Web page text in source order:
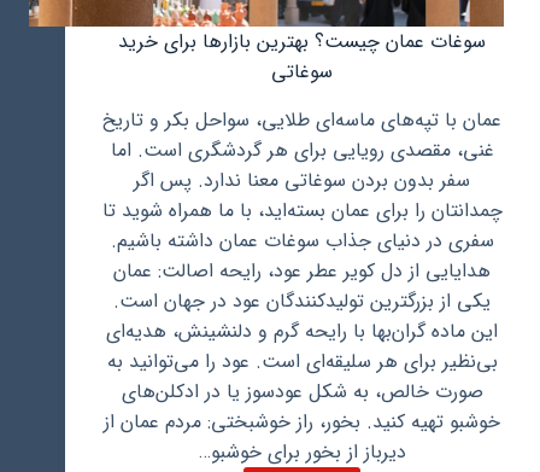
سوغات عمان چیست؟ بهترین بازارها برای خرید
سوغاتی
عمان با تپه‌های ماسه‌ای طلایی، سواحل بکر و تاریخ
غنی، مقصدی رویایی برای هر گردشگری است. اما
سفر بدون بردن سوغاتی معنا ندارد. پس اگر
چمدانتان را برای عمان بسته‌اید، با ما همراه شوید تا
سفری در دنیای جذاب سوغات عمان داشته باشیم.
هدایایی از دل کویر عطر عود، رایحه اصالت: عمان
یکی از بزرگترین تولیدکنندگان عود در جهان است.
این ماده گران‌بها با رایحه گرم و دلنشینش، هدیه‌ای
بی‌نظیر برای هر سلیقه‌‌ای است. عود را می‌توانید به
صورت خالص، به شکل عودسوز یا در ادکلن‌های
خوشبو تهیه کنید. بخور، راز خوشبختی: مردم عمان از
دیرباز از بخور برای خوشبو…